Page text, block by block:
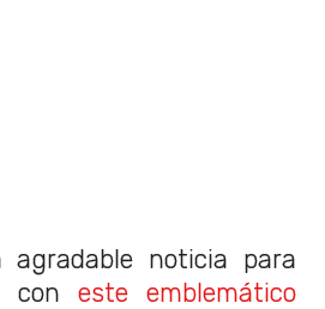
agradable noticia para
con este emblemático